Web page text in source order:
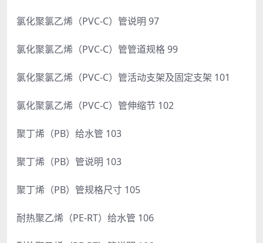
氯化聚氯乙烯（PVC-C）管说明 97
氯化聚氯乙烯（PVC-C）管管道规格 99
氯化聚氯乙烯（PVC-C）管活动支架及固定支架 101
氯化聚氯乙烯（PVC-C）管伸缩节 102
聚丁烯（PB）给水管 103
聚丁烯（PB）管说明 103
聚丁烯（PB）管规格尺寸 105
耐热聚乙烯（PE-RT）给水管 106